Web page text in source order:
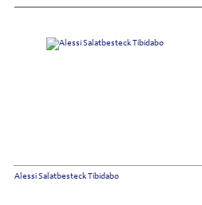
Alessi Salatbesteck Tibidabo